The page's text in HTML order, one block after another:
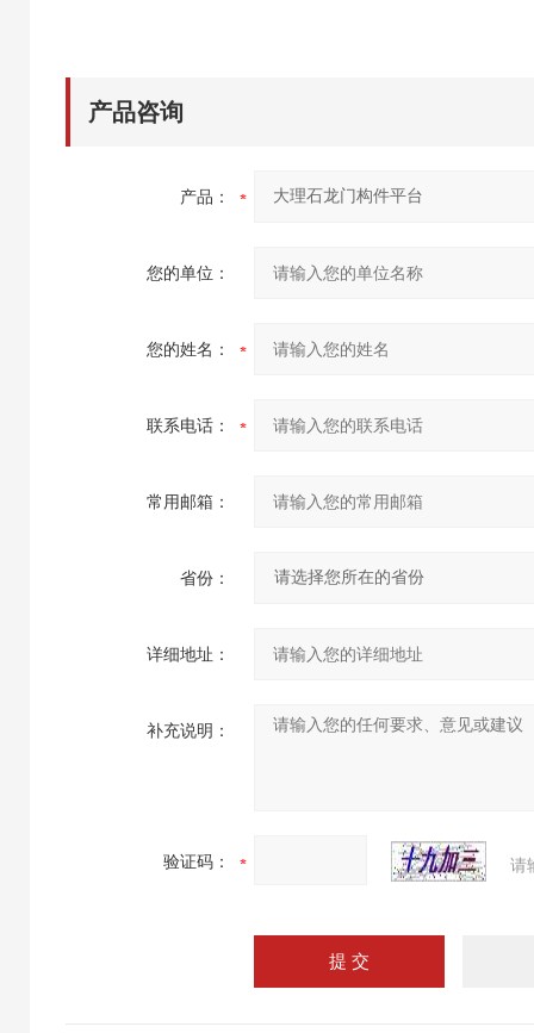
产品咨询
产品：
您的单位：
您的姓名：
联系电话：
常用邮箱：
省份：
详细地址：
补充说明：
验证码： 请